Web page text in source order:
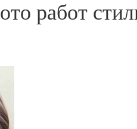
работ